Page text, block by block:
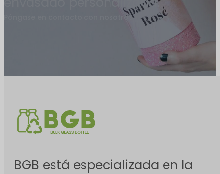
Póngase en contacto con nosotros
BGB está especializada en la